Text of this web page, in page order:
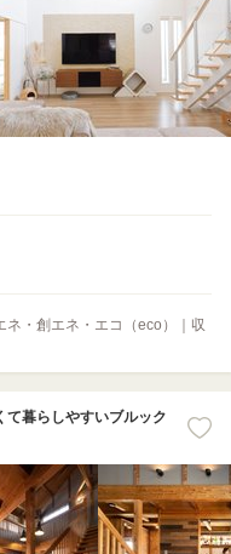
ネ・創エネ・エコ（eco）｜収
て暮らしやすいブルック